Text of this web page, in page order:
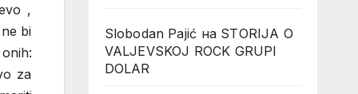
,
bi
za
Slobodan Pajić на STORIJA O
VALJEVSKOJ ROCK GRUPI
DOLAR